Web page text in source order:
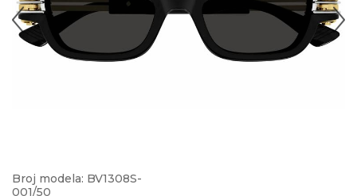
Broj modela: BV1308S-
001/50